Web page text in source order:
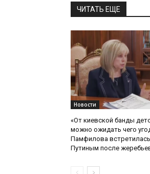
ЧИТАТЬ ЕЩЕ
Новости
«От киевской банды
можно ожидать чего
Памфилова
Путиным после